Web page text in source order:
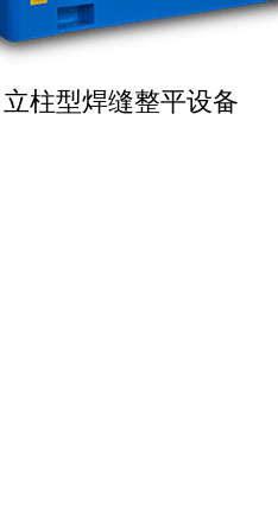
立柱型焊缝整平设备